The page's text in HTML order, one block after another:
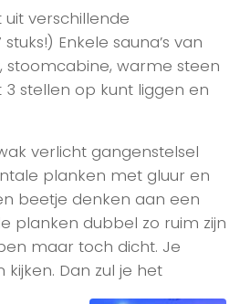
verschillende
Enkele sauna’s van
stoomcabine, warme steen
stellen op kunt liggen en
verlicht gangenstelsel
planken met gluur en
beetje denken aan een
planken dubbel zo ruim zijn
maar toch dicht. Je
Dan zul je het